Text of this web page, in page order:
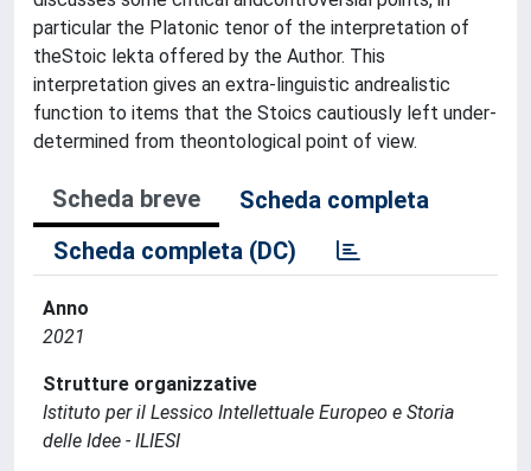
particular the Platonic tenor of the interpretation of
theStoic lekta offered by the Author. This
interpretation gives an extra-linguistic andrealistic
function to items that the Stoics cautiously left under-
determined from theontological point of view.
Scheda breve
Scheda completa
Scheda completa (DC)
Anno
2021
Strutture organizzative
Istituto per il Lessico Intellettuale Europeo e Storia
delle Idee - ILIESI